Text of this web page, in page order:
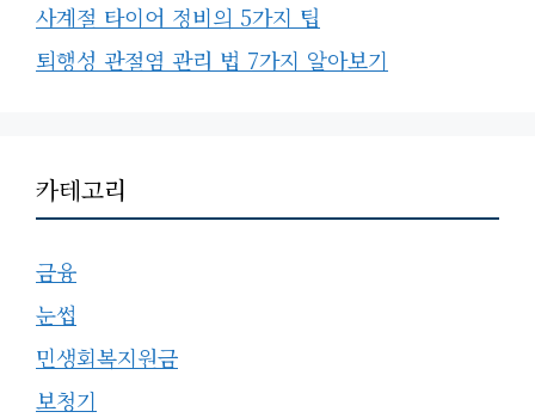
사계절 타이어 정비의 5가지 팁
퇴행성 관절염 관리 법 7가지 알아보기
카테고리
금융
눈썹
민생회복지원금
보청기